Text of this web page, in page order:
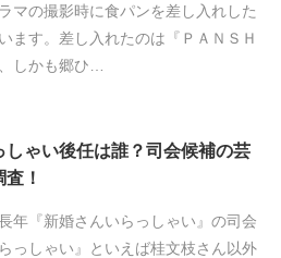
マの撮影時に食パンを差し入れした
ます。差し入れたのは『ＰＡＮＳＨ
しかも郷ひ…
ゃい後任は誰？司会候補の芸
！
年『新婚さんいらっしゃい』の司会
っしゃい』といえば桂文枝さん以外